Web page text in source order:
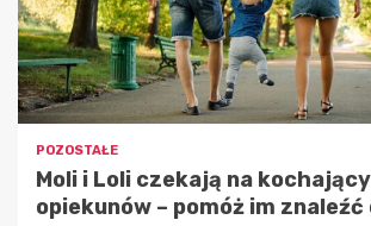
POZOSTAŁE
Moli i Loli czekają na
opiekunów – pomóż im znaleźć